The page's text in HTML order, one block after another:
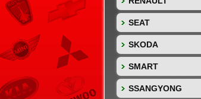
SEAT
SKODA
SMART
SSANGYONG